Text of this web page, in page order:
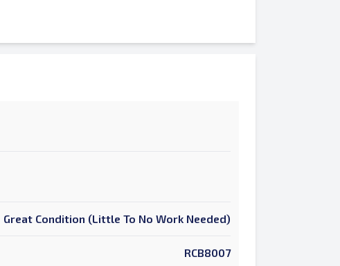
Great Condition (Little To No Work Needed)
RCB8007